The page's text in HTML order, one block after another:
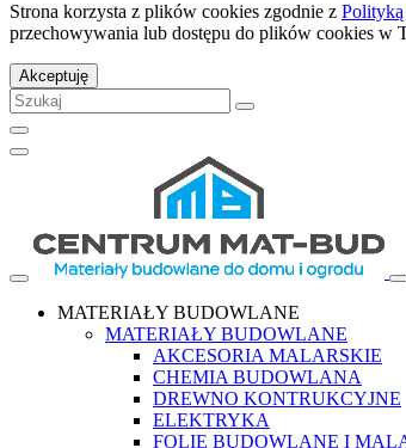
Strona korzysta z plików cookies zgodnie z
przechowywania lub dostępu do plików cookies w
Akceptuję
MATERIAŁY BUDOWLANE
MATERIAŁY BUDOWLANE
AKCESORIA MALARSKIE
CHEMIA BUDOWLANA
DREWNO KONTRUKCYJNE
ELEKTRYKA
FOLIE BUDOWLANE I